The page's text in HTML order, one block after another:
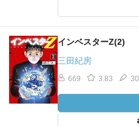
インベスターZ(2)
三田紀房
669 3.83 30